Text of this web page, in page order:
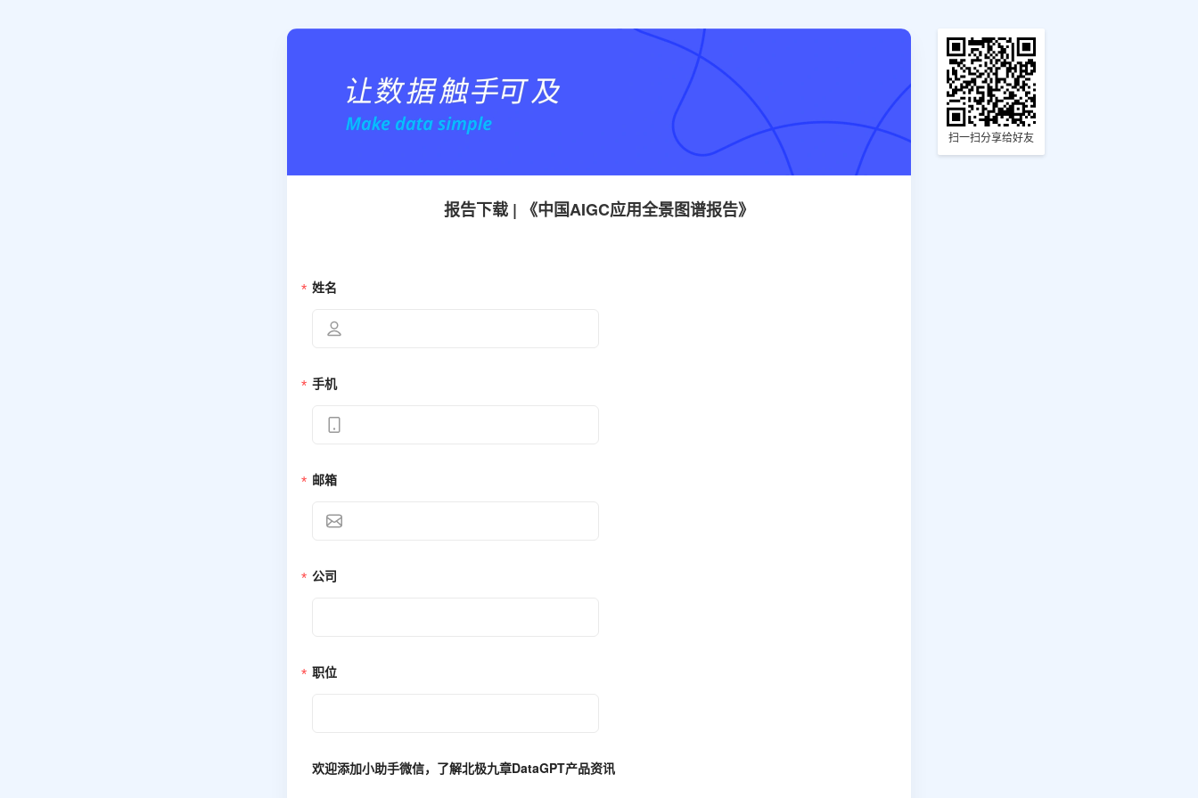
报告下载 | 《中国AIGC应用全景图谱报告》
姓名
手机
邮箱
公司
职位
欢迎添加小助手微信，了解北极九章DataGPT产品资讯
扫一扫分享给好友